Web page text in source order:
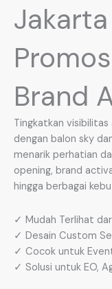
Brand
Tingkatkan
dengan balon sky
menarik perhatian
opening, brand
hingga berbagai
✓ Mudah Terlihat
✓ Desain Custom
✓ Cocok untuk
✓ Solusi untuk EO,